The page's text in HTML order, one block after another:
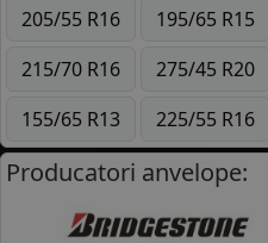
205/55 R16 195/65 R15
215/70 R16
275/45 R20
155/65 R13
225/55 R16
Producatori anvelope: